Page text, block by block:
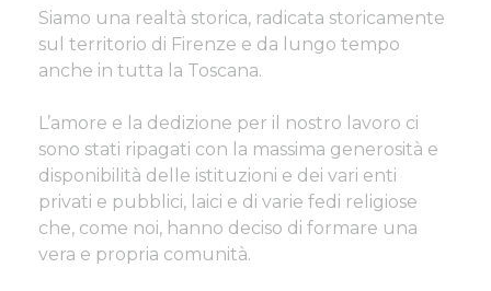
Siamo una realtà storica, radicata storicamente
sul territorio di Firenze e da lungo tempo
anche in tutta la Toscana.
L’amore e la dedizione per il nostro lavoro ci
sono stati ripagati con la massima generosità e
disponibilità delle istituzioni e dei vari enti
privati e pubblici, laici e di varie fedi religiose
che, come noi, hanno deciso di formare una
vera e propria comunità.